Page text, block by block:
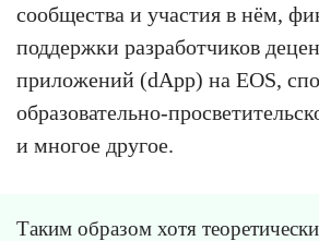
сообщества и участия в нём,
поддержки разработчиков
приложений (dApp) на EOS,
образовательно-
и многое другое.
Таким образом хотя